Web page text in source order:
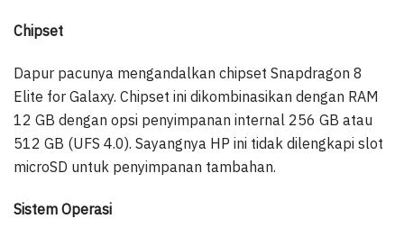
Chipset
Dapur pacunya mengandalkan chipset Snapdragon 8
Elite for Galaxy. Chipset ini dikombinasikan dengan RAM
12 GB dengan opsi penyimpanan internal 256 GB atau
512 GB (UFS 4.0). Sayangnya HP ini tidak dilengkapi slot
microSD untuk penyimpanan tambahan.
Sistem Operasi